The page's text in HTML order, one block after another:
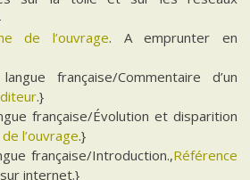
de l’ouvrage. A emprunter en
française/Commentaire d’un
.}
française/Évolution et disparition
l’ouvrage.}
française/Introduction.,Référence
internet.}